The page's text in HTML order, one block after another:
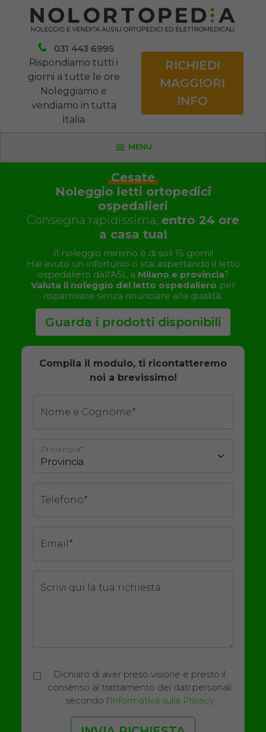
031 443 6995
Rispondiamo tutti i
giorni a tutte le ore
Noleggiamo e
vendiamo in tutta
Italia
RICHIEDI
MAGGIORI
INFO
MENU
Cesate
Noleggio letti ortopedici
ospedalieri
Consegna rapidissima, entro 24 ore
a casa tua!
Il noleggio minimo è di soli 15 giorni!
Hai avuto un infortunio o stai aspettando il letto
ospedaliero dall'ASL a Milano e provincia?
Valuta il noleggio del letto ospedaliero per
risparmiare senza rinunciare alla qualità.
Guarda i prodotti disponibili
Compila il modulo, ti ricontatteremo
noi a brevissimo!
Nome e Cognome*
Provincia*
Telefono*
Email*
Scrivi qui la tua richiesta
Dichiaro di aver preso visione e presto il
consenso al trattamento dei dati personali
secondo l'Informativa sulla Privacy